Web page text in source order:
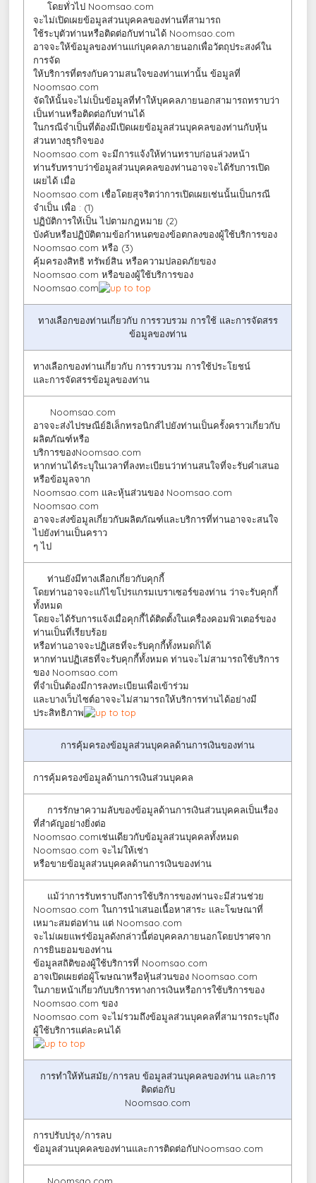
โดยทั่วไป Noomsao.com
จะไม่เปิดเผยข้อมูลส่วนบุคคลของท่านที่สามารถ
ใช้ระบุตัวท่านหรือติดต่อกับท่านได้ Noomsao.com
อาจจะให้ข้อมูลของท่านแก่บุคคลภายนอกเพื่อวัตถุประสงค์ใน
การจัด
ให้บริการที่ตรงกับความสนใจของท่านเท่านั้น ข้อมูลที่
Noomsao.com
จัดให้นั้นจะไม่เป็นข้อมูลที่ทำให้บุคคลภายนอกสามารถทราบว่า
เป็นท่านหรือติดต่อกับท่านได้
ในกรณีจำเป็นที่ต้องมีเปิดเผยข้อมูลส่วนบุคคลของท่านกับหุ้น
ส่วนทางธุรกิจของ
Noomsao.com จะมีการแจ้งให้ท่านทราบก่อนล่วงหน้า
ท่านรับทราบว่าข้อมูลส่วนบุคคลของท่านอาจจะได้รับการเปิด
เผยได้ เมื่อ
Noomsao.com เชื่อโดยสุจริตว่าการเปิดเผยเช่นนั้นเป็นกรณี
จำเป็น เพื่อ : (1)
ปฏิบัติการให้เป็น ไปตามกฎหมาย (2)
บังคับหรือปฏิบัติตามข้อกำหนดของข้อตกลงของผู้ใช้บริการของ
Noomsao.com หรือ (3)
คุ้มครองสิทธิ ทรัพย์สิน หรือความปลอดภัยของ
Noomsao.com หรือของผู้ใช้บริการของ
Noomsao.com
ทางเลือกของท่านเกี่ยวกับ การรวบรวม การใช้ และการจัดสรร
ข้อมูลของท่าน
ทางเลือกของท่านเกี่ยวกับ การรวบรวม การใช้ประโยชน์
และการจัดสรรข้อมูลของท่าน
Noomsao.com
อาจจะส่งไปรษณีย์อิเล็กทรอนิกส์ไปยังท่านเป็นครั้งคราวเกี่ยวกับ
ผลิตภัณฑ์หรือ
บริการของNoomsao.com
หากท่านได้ระบุในเวลาที่ลงทะเบียนว่าท่านสนใจที่จะรับคำเสนอ
หรือข้อมูลจาก
Noomsao.com และหุ้นส่วนของ Noomsao.com
Noomsao.com
อาจจะส่งข้อมูลเกี่ยวกับผลิตภัณฑ์และบริการที่ท่านอาจจะสนใจ
ไปยังท่านเป็นคราว
ๆ ไป
ท่านยังมีทางเลือกเกี่ยวกับคุกกี้
โดยท่านอาจจะแก้ไขโปรแกรมเบราเซอร์ของท่าน ว่าจะรับคุกกี้
ทั้งหมด
โดยจะได้รับการแจ้งเมื่อคุกกี้ได้ติดตั้งในเครื่องคอมพิวเตอร์ของ
ท่านเป็นที่เรียบร้อย
หรือท่านอาจจะปฏิเสธที่จะรับคุกกี้ทั้งหมดก็ได้
หากท่านปฏิเสธที่จะรับคุกกี้ทั้งหมด ท่านจะไม่สามารถใช้บริการ
ของ Noomsao.com
ที่จำเป็นต้องมีการลงทะเบียนเพื่อเข้าร่วม
และบางเว็บไซต์อาจจะไม่สามารถให้บริการท่านได้อย่างมี
ประสิทธิภาพ
การคุ้มครองข้อมูลส่วนบุคคลด้านการเงินของท่าน
การคุ้มครองข้อมูลด้านการเงินส่วนบุคคล
การรักษาความลับของข้อมูลด้านการเงินส่วนบุคคลเป็นเรื่อง
ที่สำคัญอย่างยิ่งต่อ
Noomsao.comเช่นเดียวกับข้อมูลส่วนบุคคลทั้งหมด
Noomsao.com จะไม่ให้เช่า
หรือขายข้อมูลส่วนบุคคลด้านการเงินของท่าน
แม้ว่าการรับทราบถึงการใช้บริการของท่านจะมีส่วนช่วย
Noomsao.com ในการนำเสนอเนื้อหาสาระ และโฆษณาที่
เหมาะสมต่อท่าน แต่ Noomsao.com
จะไม่เผยแพร่ข้อมูลดังกล่าวนี้ต่อบุคคลภายนอกโดยปราศจาก
การยินยอมของท่าน
ข้อมูลสถิติของผู้ใช้บริการที่ Noomsao.com
อาจเปิดเผยต่อผู้โฆษณาหรือหุ้นส่วนของ Noomsao.com
ในภายหน้าเกี่ยวกับบริการทางการเงินหรือการใช้บริการของ
Noomsao.com ของ
Noomsao.com จะไม่รวมถึงข้อมูลส่วนบุคคลที่สามารถระบุถึง
ผู้ใช้บริการแต่ละคนได้
การทำให้ทันสมัย/การลบ ข้อมูลส่วนบุคคลของท่าน และการ
ติดต่อกับ
Noomsao.com
การปรับปรุง/การลบ
ข้อมูลส่วนบุคคลของท่านและการติดต่อกับNoomsao.com